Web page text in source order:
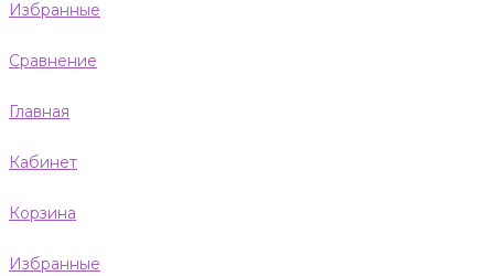
Избранные
Сравнение
Главная
Кабинет
Корзина
Избранные